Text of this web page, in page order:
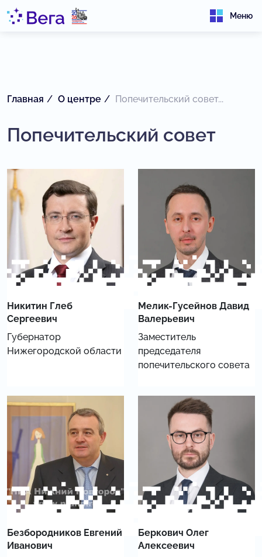
Меню
Главная О центре Попечительский совет...
Попечительский совет
Никитин Глеб
Сергеевич
Губернатор
Нижегородской области
Мелик-Гусейнов Давид
Валерьевич
Заместитель
председателя
попечительского совета
Безбородников Евгений
Иванович
Беркович Олег
Алексеевич